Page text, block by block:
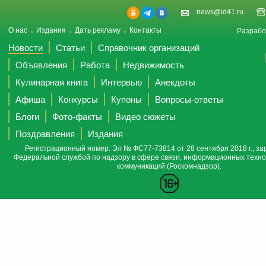
news@id41.ru
О нас Издания Дать рекламу Контакты
Новости Статьи
Справочник организаций
Объявления
Работа
Недвижимость
Кулинарная книга
Интервью
Анекдоты
Афиша
Конкурсы Купоны
Вопросы-ответы
Блоги
Фото-факты
Видео сюжеты
Поздравления
Издания
Регистрационный номер: Эл № ФС77-73814 от 28 сентября 2018 г.,
Федеральной службой по надзору в сфере связи, информационных
коммуникаций (Роскомнадзор).